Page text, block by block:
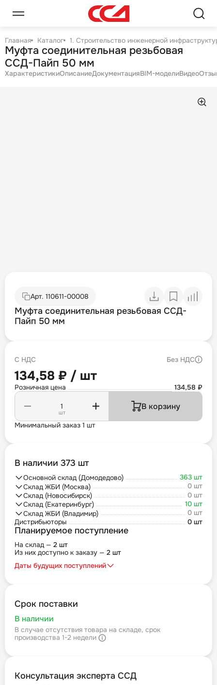
Главная Каталог 1. Строительство инженерной
Муфта соединительная резьбовая
ССД-Пайп 50 мм
ХарактеристикиОписаниеДокументацияBIM-моделиВидео
Арт. 110611-00008
Муфта соединительная резьбовая ССД-
Пайп 50 мм
С НДС Без НДС
134,58 ₽ / шт
Розничная цена 134,58 ₽
шт
В корзину
Минимальный заказ 1 шт
В наличии 373 шт
Основной склад (Домодедово)
363 шт
Склад ЖБИ (Москва)
0 шт
Склад (Новосибирск)
0 шт
Склад (Екатеринбург)
10 шт
Склад ЖБИ (Владимир)
0 шт
Дистрибьюторы
0 шт
Планируемое поступление
На склад — 2 шт
Из них доступно к заказу — 2 шт
Даты будущих поступлений
Срок поставки
В наличии
В случае отсутствия товара на складе, срок
производства 1-2 недели
Консультация эксперта ССД